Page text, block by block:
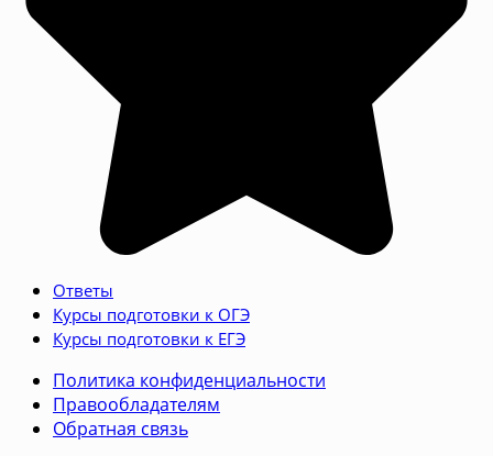
Ответы
Курсы подготовки к ОГЭ
Курсы подготовки к ЕГЭ
Политика конфиденциальности
Правообладателям
Обратная связь